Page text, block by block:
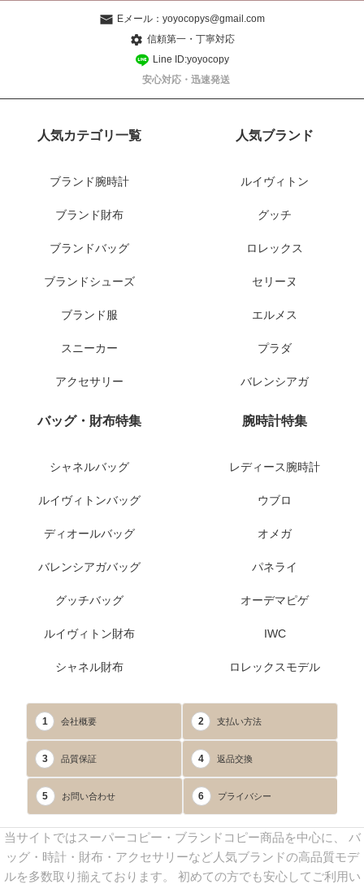
Eメール： yoyocopys@gmail.com
信頼第一・丁寧対応
Line ID:yoyocopy
安心対応・迅速発送
人気カテゴリ一覧
ブランド腕時計
ブランド財布
ブランドバッグ
ブランドシューズ
ブランド服
スニーカー
アクセサリー
人気ブランド
ルイヴィトン
グッチ
ロレックス
セリーヌ
エルメス
プラダ
バレンシアガ
バッグ・財布特集
シャネルバッグ
ルイヴィトンバッグ
ディオールバッグ
バレンシアガバッグ
グッチバッグ
ルイヴィトン財布
シャネル財布
腕時計特集
レディース腕時計
ウブロ
オメガ
パネライ
オーデマピゲ
IWC
ロレックスモデル
1 会社概要 2 支払い方法
3 品質保証 4 返品交換
5 お問い合わせ 6 プライバシー
当サイトではスーパーコピー・ブランドコピー商品を中心に、 バ
ッグ・時計・財布・アクセサリーなど人気ブランドの高品質モデ
ルを多数取り揃えております。 初めての方でも安心してご利用い